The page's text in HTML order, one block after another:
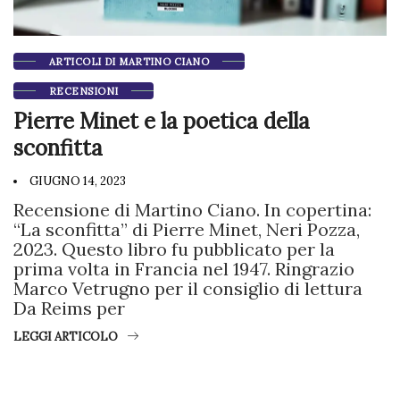
ARTICOLI DI MARTINO CIANO
RECENSIONI
Pierre Minet e la poetica della
sconfitta
GIUGNO 14, 2023
Recensione di Martino Ciano. In copertina:
“La sconfitta” di Pierre Minet, Neri Pozza,
2023. Questo libro fu pubblicato per la
prima volta in Francia nel 1947. Ringrazio
Marco Vetrugno per il consiglio di lettura
Da Reims per
LEGGI ARTICOLO